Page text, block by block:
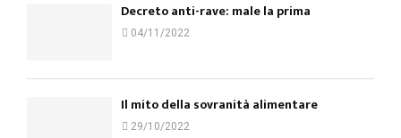
Decreto anti-rave: male la prima
04/11/2022
Il mito della sovranità alimentare
29/10/2022